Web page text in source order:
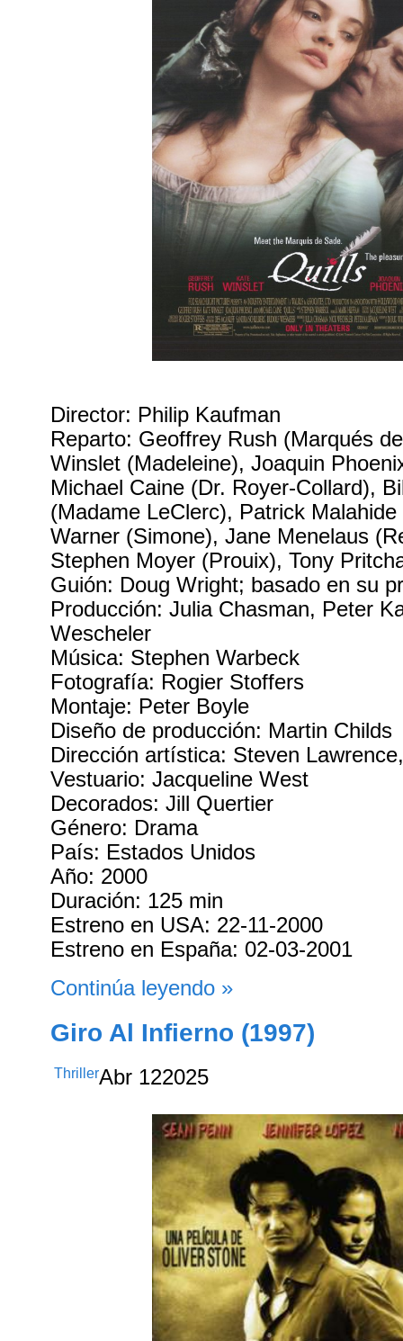
Director: Philip Kaufman
Reparto: Geoffrey Rush (Marqués
Winslet (Madeleine), Joaquin
Michael Caine (Dr. Royer-Collard),
(Madame LeClerc), Patrick
Warner (Simone), Jane Menelaus
Stephen Moyer (Prouix), Tony
Guión: Doug Wright; basado en su
Producción: Julia Chasman, Peter
Wescheler
Música: Stephen Warbeck
Fotografía: Rogier Stoffers
Montaje: Peter Boyle
Diseño de producción: Martin Childs
Dirección artística: Steven
Vestuario: Jacqueline West
Decorados: Jill Quertier
Género: Drama
País: Estados Unidos
Año: 2000
Duración: 125 min
Estreno en USA: 22-11-2000
Estreno en España: 02-03-2001
Continúa leyendo »
Giro Al Infierno (1997)
ThrillerAbr 122025